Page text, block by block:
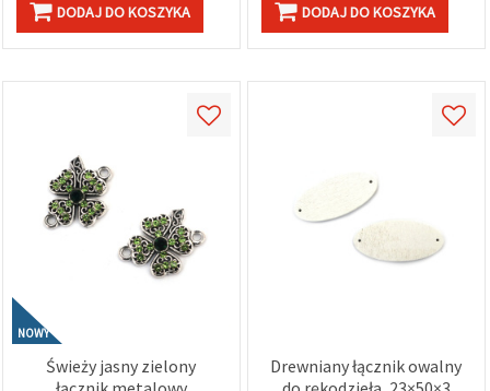
DODAJ DO KOSZYKA DODAJ DO KOSZYKA
NOWY
Świeży jasny zielony
Drewniany łącznik owalny